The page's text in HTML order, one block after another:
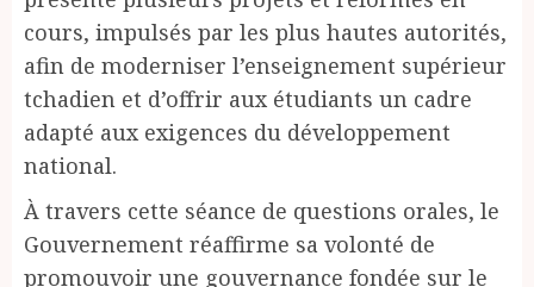
cours, impulsés par les plus hautes autorités,
afin de moderniser l’enseignement supérieur
tchadien et d’offrir aux étudiants un cadre
adapté aux exigences du développement
national.
À travers cette séance de questions orales, le
Gouvernement réaffirme sa volonté de
promouvoir une gouvernance fondée sur le